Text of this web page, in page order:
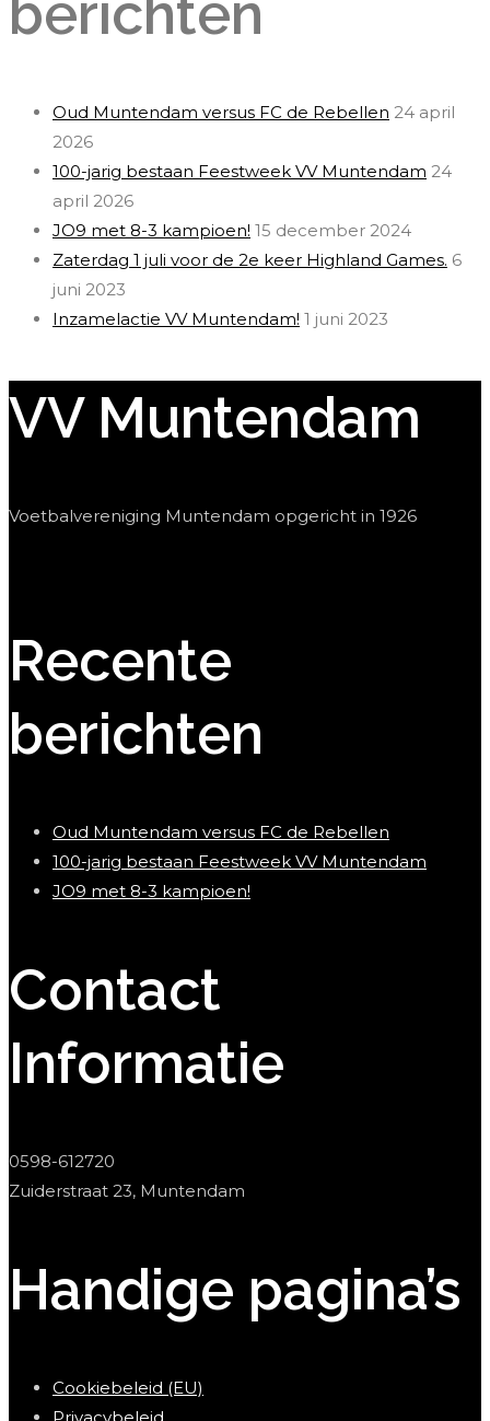
berichten
Oud Muntendam versus FC de Rebellen 24 april
2026
100-jarig bestaan Feestweek VV Muntendam 24
april 2026
JO9 met 8-3 kampioen! 15 december 2024
Zaterdag 1 juli voor de 2e keer Highland Games. 6
juni 2023
Inzamelactie VV Muntendam! 1 juni 2023
VV Muntendam
Voetbalvereniging Muntendam opgericht in 1926
Recente
berichten
Oud Muntendam versus FC de Rebellen
100-jarig bestaan Feestweek VV Muntendam
JO9 met 8-3 kampioen!
Contact
Informatie
0598-612720
Zuiderstraat 23, Muntendam
Handige pagina’s
Cookiebeleid (EU)